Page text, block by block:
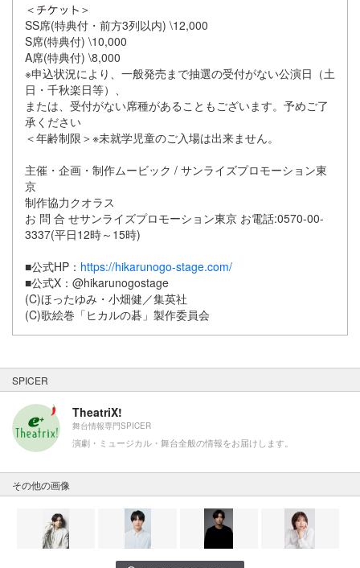
＜
＞
SS席(特典付・前方3列以内) \12,000
S席(特典付) \10,000
A席(特典付) \8,000
※申込状況により、一般発売まで抽選の受付がない公演日（土
日・千秋楽日等）、
または、受付がない席種があることもございます。予めご了
承ください
＜年齢制限＞※未就学児童のご入場は出来ません。
主催・企画・制作ムービック / サンライズプロモーション東
京
制作協力クオラス
お 問 合 せサンライズプロモーション東京 お電話:0570-00-
3337(平日12時～15時)
■公式HP： https://hikarunogo-stage.com/
■公式X：@hikarunogostage
(C)ほったゆみ・小畑健／集英社
(C)歌絵巻「ヒカルの碁」製作委員会
SPICER
TheatriX!
舞台情報専門SPICER
演劇・ミュージカル・舞台全般の情報をお届けします。
その他の画像